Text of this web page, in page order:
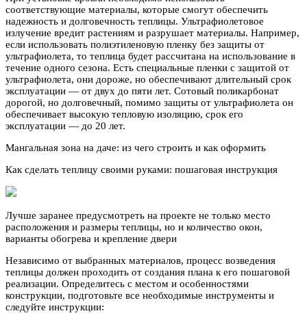
соответствующие материалы, которые смогут обеспечить
надежность и долговечность теплицы. Ультрафиолетовое
излучение вредит растениям и разрушает материалы. Например,
если использовать полиэтиленовую пленку без защиты от
ультрафиолета, то теплица будет рассчитана на использование в
течение одного сезона. Есть специальные пленки с защитой от
ультрафиолета, они дороже, но обеспечивают длительный срок
эксплуатации — от двух до пяти лет. Сотовый поликарбонат
дорогой, но долговечный, помимо защиты от ультрафиолета он
обеспечивает высокую тепловую изоляцию, срок его
эксплуатации — до 20 лет.
Мангальная зона на даче: из чего строить и как оформить
Как сделать теплицу своими руками: пошаговая инструкция
Лучше заранее предусмотреть на проекте не только место
расположения и размеры теплицы, но и количество окон,
варианты обогрева и крепление двери
Независимо от выбранных материалов, процесс возведения
теплицы должен проходить от создания плана к его пошаговой
реализации. Определитесь с местом и особенностями
конструкции, подготовьте все необходимые инструменты и
следуйте инструкции: